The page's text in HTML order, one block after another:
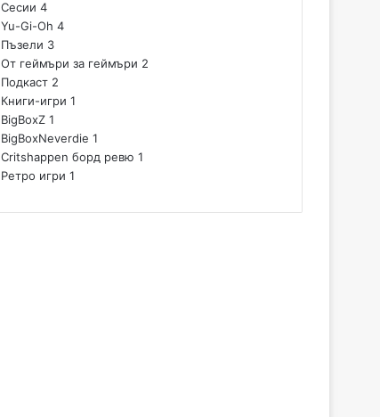
Сесии 4
Yu-Gi-Oh 4
Пъзели 3
От геймъри за геймъри 2
Подкаст 2
Книги-игри 1
BigBoxZ 1
BigBoxNeverdie 1
Critshappen борд ревю 1
Ретро игри 1